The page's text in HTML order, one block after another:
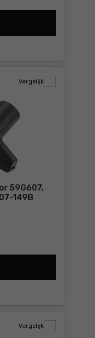
115x22.2mm
149B
Vergelijk
Vergelijk